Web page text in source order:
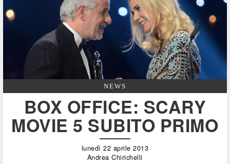
NEWS
BOX OFFICE: SCARY
MOVIE 5 SUBITO PRIMO
lunedì 22 aprile 2013
Andrea Chirichelli